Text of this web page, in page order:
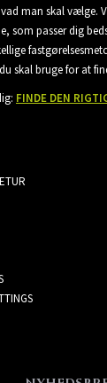
man skal vælge.
som passer dig
skal bruge for at
FINDE DEN